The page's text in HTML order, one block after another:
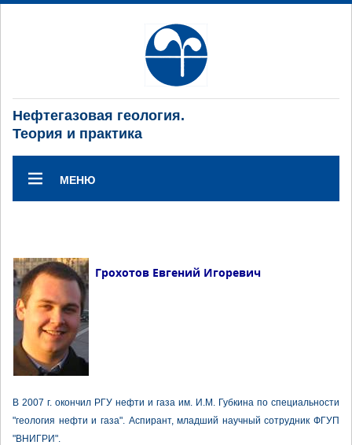
Нефтегазовая геология.
Теория и практика
МЕНЮ
Грохотов Евгений Игоревич
В 2007 г. окончил РГУ нефти и газа им. И.М. Губкина по специальности
"геология нефти и газа". Аспирант, младший научный сотрудник ФГУП
"ВНИГРИ".